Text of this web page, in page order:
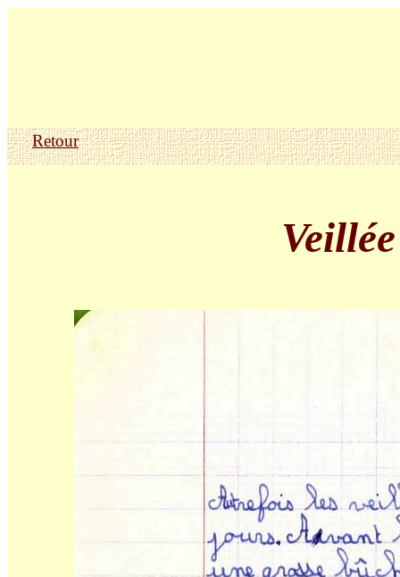
Retour